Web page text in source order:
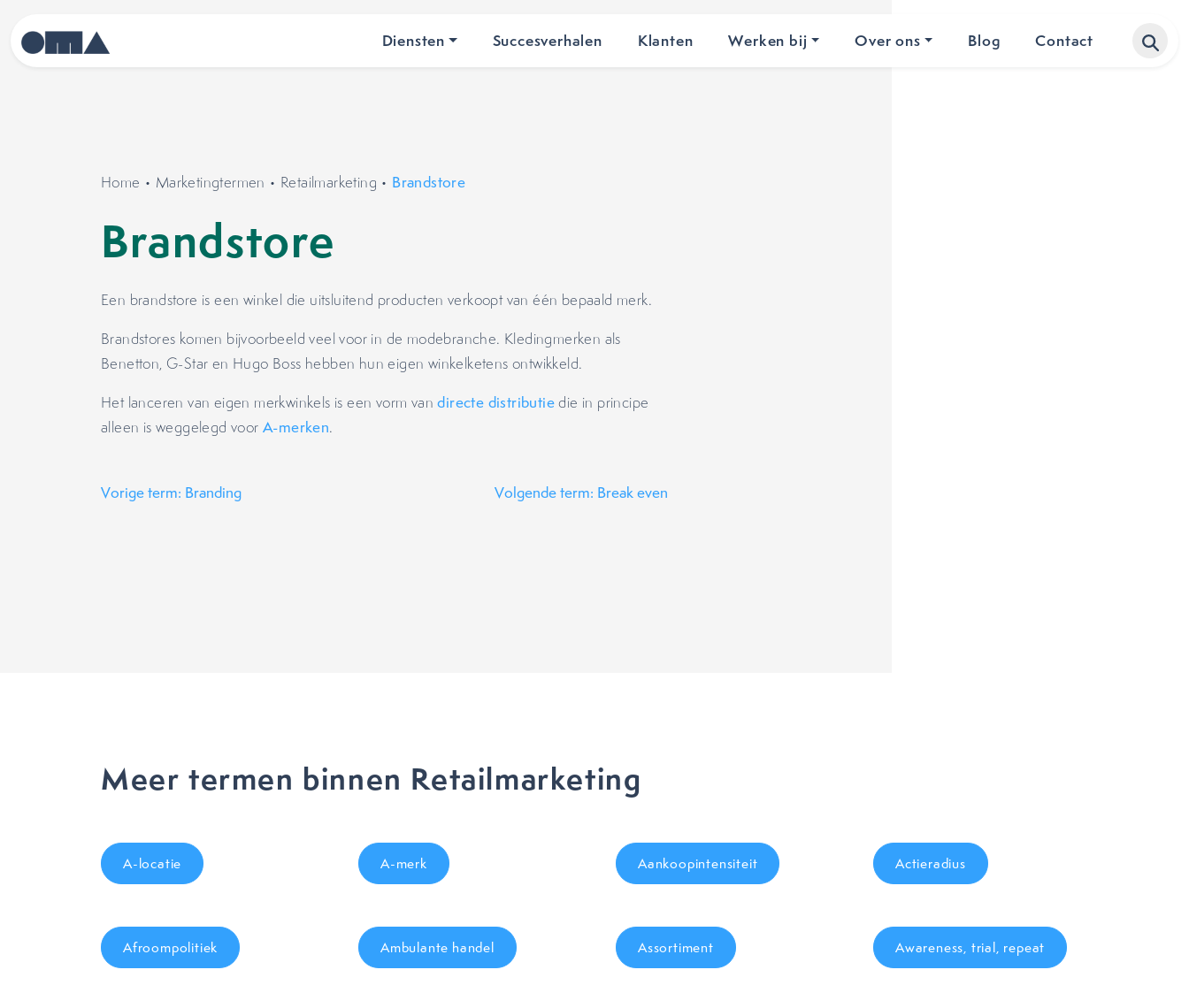
Diensten Succesverhalen Klanten Werken bij Over ons Blog Contact
Home • Marketingtermen • Retailmarketing • Brandstore
Brandstore
Een brandstore is een winkel die uitsluitend producten verkoopt van één bepaald merk.
Brandstores komen bijvoorbeeld veel voor in de modebranche. Kledingmerken als
Benetton, G-Star en Hugo Boss hebben hun eigen winkelketens ontwikkeld.
Het lanceren van eigen merkwinkels is een vorm vandirecte distributiedie in principe
alleen is weggelegd voor A-merken.
Vorige term: Branding Volgende term: Break even
Meer termen binnen Retailmarketing
A-locatie A-merk Aankoopintensiteit Actieradius
Afroompolitiek Ambulante handel Assortiment Awareness, trial, repeat